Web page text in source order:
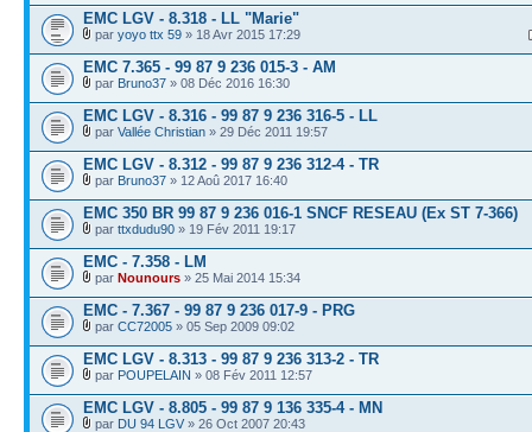
EMC LGV - 8.318 - LL "Marie"
par yoyo ttx 59 » 18 Avr 2015 17:29
EMC 7.365 - 99 87 9 236 015-3 - AM
par Bruno37 » 08 Déc 2016 16:30
EMC LGV - 8.316 - 99 87 9 236 316-5 - LL
par Vallée Christian » 29 Déc 2011 19:57
EMC LGV - 8.312 - 99 87 9 236 312-4 - TR
par Bruno37 » 12 Aoû 2017 16:40
EMC 350 BR 99 87 9 236 016-1 SNCF RESEAU (Ex ST 7-366)
par ttxdudu90 » 19 Fév 2011 19:17
EMC - 7.358 - LM
par Nounours » 25 Mai 2014 15:34
EMC - 7.367 - 99 87 9 236 017-9 - PRG
par CC72005 » 05 Sep 2009 09:02
EMC LGV - 8.313 - 99 87 9 236 313-2 - TR
par POUPELAIN » 08 Fév 2011 12:57
EMC LGV - 8.805 - 99 87 9 136 335-4 - MN
par DU 94 LGV » 26 Oct 2007 20:43